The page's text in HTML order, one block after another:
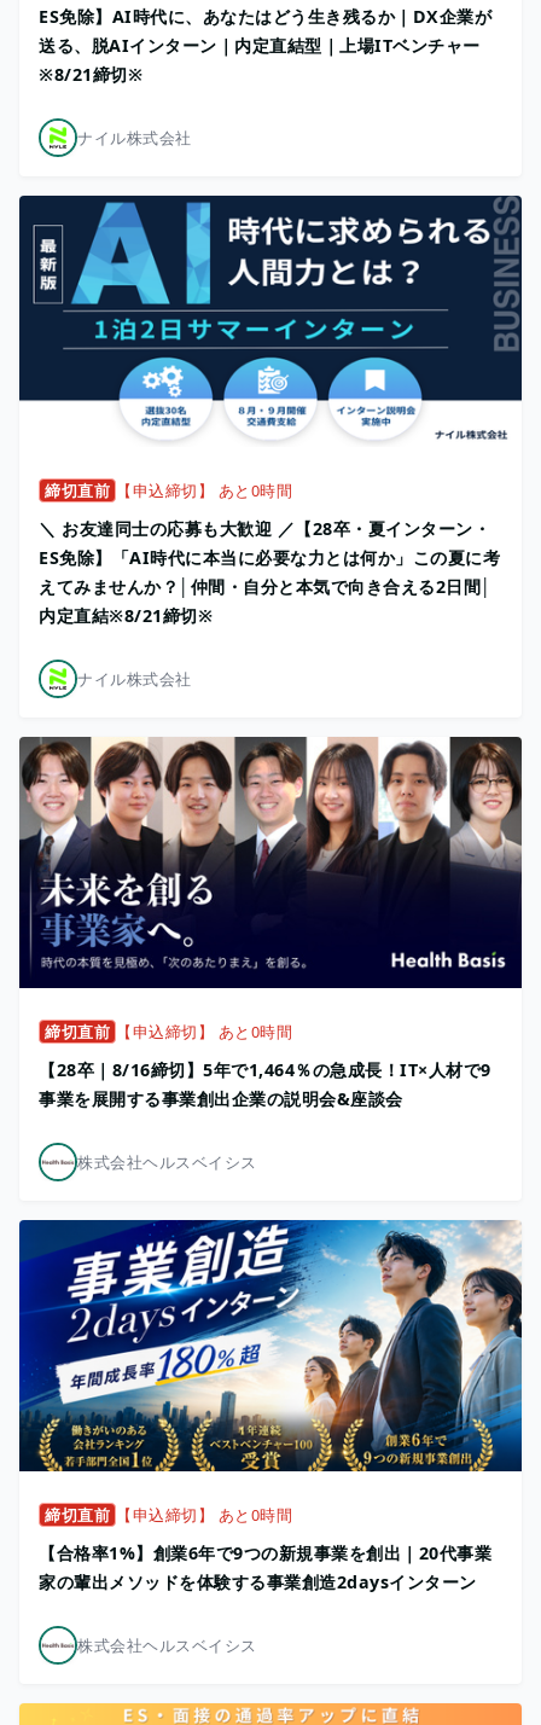
ES免除】AI時代に、あなたはどう生き残るか｜DX企業が
送る、脱AIインターン｜内定直結型｜上場ITベンチャー
※8/21締切※
ナイル株式会社
締切直前 【申込締切】 あと0時間
＼ お友達同士の応募も大歓迎 ／【28卒・夏インターン・
ES免除】「AI時代に本当に必要な力とは何か」この夏に考
えてみませんか？│仲間・自分と本気で向き合える2日間│
内定直結※8/21締切※
ナイル株式会社
締切直前 【申込締切】 あと0時間
【28卒｜8/16締切】5年で1,464％の急成長！IT×人材で9
事業を展開する事業創出企業の説明会&座談会
株式会社ヘルスベイシス
締切直前 【申込締切】 あと0時間
【合格率1%】創業6年で9つの新規事業を創出｜20代事業
家の輩出メソッドを体験する事業創造2daysインターン
株式会社ヘルスベイシス